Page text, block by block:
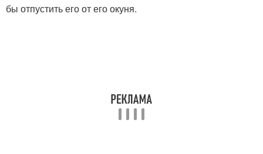
бы отпустить его от его окуня.